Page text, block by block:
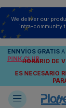
We deliver our
intra-community
ENNVÍOS GRATIS A
PINK CLUB
HORARIO DE
ES NECESARIO